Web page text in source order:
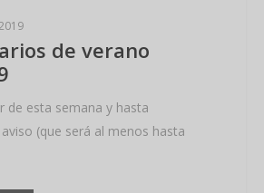
de verano
de esta semana y hasta
(que será al menos hasta